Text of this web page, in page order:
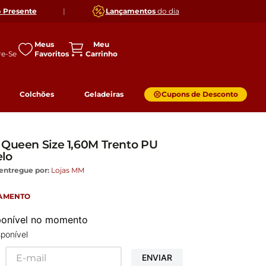
Presente | Lançamentosdo dia
Meus
Favoritos
Colchões Geladeiras Cupons de Desconto
Size 1,60M Trento PU
por: Lojas MM
no momento
ENVIAR